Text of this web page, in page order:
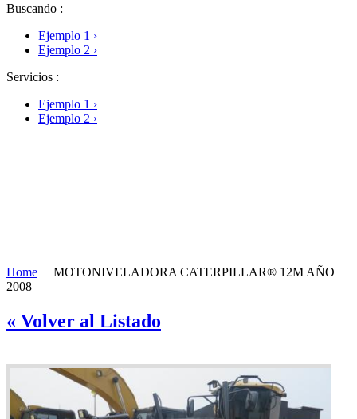
Buscando :
Ejemplo 1 ›
Ejemplo 2 ›
Servicios :
Ejemplo 1 ›
Ejemplo 2 ›
Home
MOTONIVELADORA CATERPILLAR® 12M AÑO
2008
« Volver al Listado